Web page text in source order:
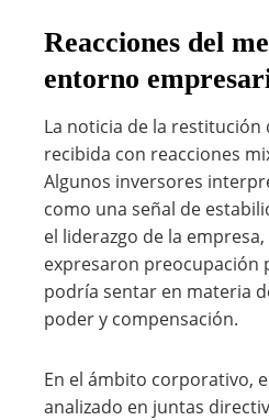
Reacciones del
entorno
La noticia de la restitución
recibida con reacciones
Algunos inversores
como una señal de
el liderazgo de la
expresaron preocupación
podría sentar en materia
poder y compensación.
En el ámbito corporativo,
analizado en juntas